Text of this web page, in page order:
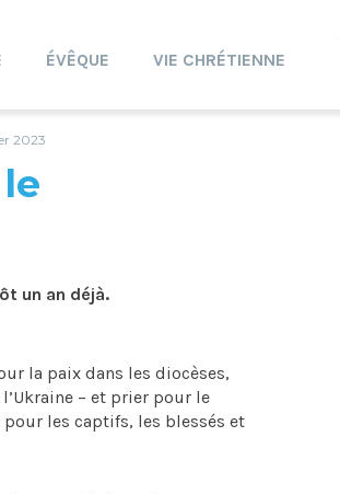
ÉVÊQUE VIE CHRÉTIENNE
2023
un an déjà.
la paix dans les diocèses,
– et prier pour le
les captifs, les blessés et